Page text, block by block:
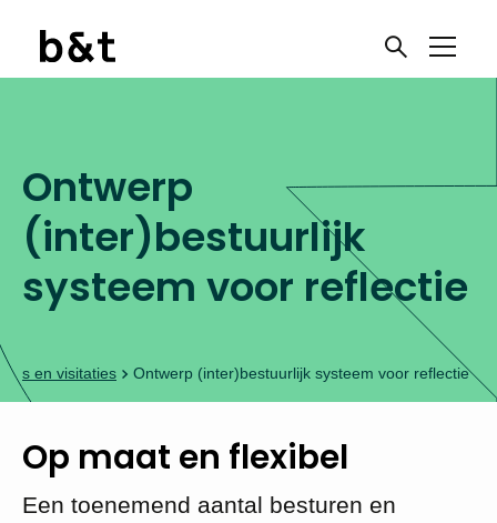
Ontwerp
(inter)bestuurlijk
systeem voor reflectie
en visitaties Ontwerp (inter)bestuurlijk systeem voor reflectie
Op maat en flexibel
Een toenemend aantal besturen en